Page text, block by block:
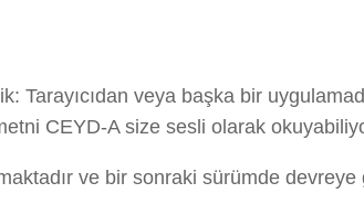
Tarayıcıdan veya başka bir
CEYD-A size sesli olarak
ve bir sonraki sürümde devreye